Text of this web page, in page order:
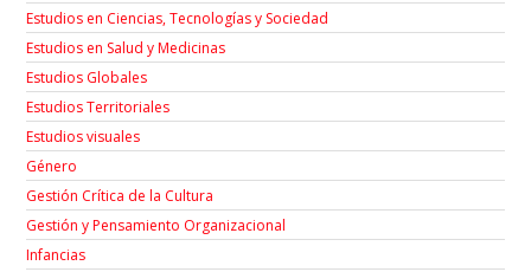
Estudios en Ciencias, Tecnologías y Sociedad
Estudios en Salud y Medicinas
Estudios Globales
Estudios Territoriales
Estudios visuales
Género
Gestión Crítica de la Cultura
Gestión y Pensamiento Organizacional
Infancias